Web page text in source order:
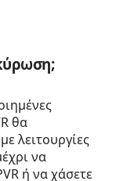
θα
λειτουργίες
να
ή να χάσετε